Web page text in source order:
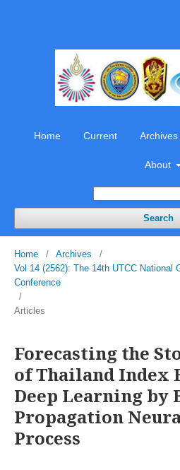
Home Current Archives
About
Search
Home / Archives
/
Vol 14 (2562): The 14th UTCC National
Conference
/
Articles
Forecasting the
of Thailand Index
Deep Learning by
Propagation
Process